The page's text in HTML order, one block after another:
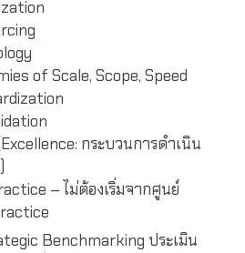
of Scale, Scope, Speed
กระบวนการดำเนิน
– ไม่ต้องเริ่มจากศูนย์
Benchmarking ประเมิน